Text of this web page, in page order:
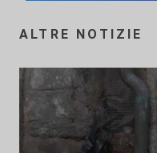
ALTRE NOTIZIE